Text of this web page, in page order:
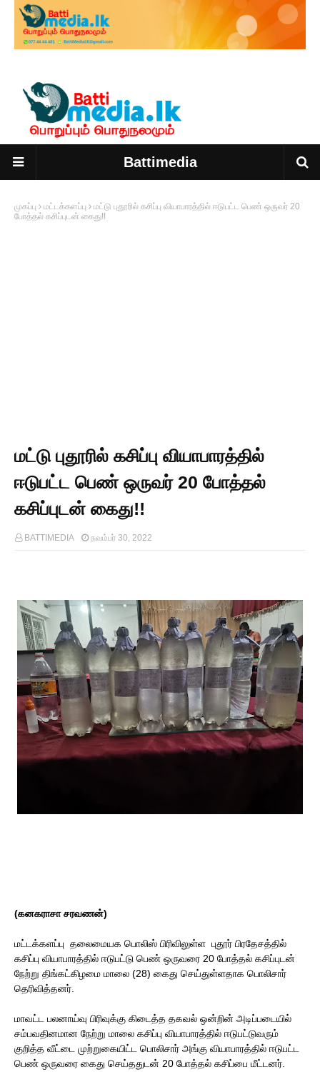
Battimedia
முகப்பு மட்டக்களப்பு
மட்டு புதூரில் கசிப்பு வியாபாரத்தில் ஈடுபட்ட பெண் ஒருவர் 20
போத்தல் கசிப்புடன் கைது!!
மட்டு புதூரில் கசிப்பு வியாபாரத்தில்
ஈடுபட்ட பெண் ஒருவர் 20 போத்தல்
கசிப்புடன் கைது!!
BATTIMEDIA நவம்பர் 30, 2022
(கனகராசா சரவணன்)
மட்டக்களப்பு தலைமையக பொலிஸ் பிரிவிலுள்ள புதூர் பிரதேசத்தில்
கசிப்பு வியாபாரத்தில் ஈடுபட்டு பெண் ஒருவரை 20 போத்தல் கசிப்புடன்
நேற்று திங்கட்கிழமை மாலை (28) கைது செய்துள்ளதாக பொலிசார்
தெரிவித்தனர்.
மாவட்ட பலனாய்வு பிரிவுக்கு கிடைத்த தகவல் ஒன்றின் அடிப்படையில்
சம்பவதினமான நேற்று மாலை கசிப்பு வியாபாரத்தில் ஈடுபட்டுவரும்
குறித்த வீட்டை முற்றுகையிட்ட பொலிசார் அங்கு வியாபாரத்தில் ஈடுபட்ட
பெண் ஒருவரை கைது செய்ததுடன் 20 போத்தல் கசிப்பை மீட்டனர்.